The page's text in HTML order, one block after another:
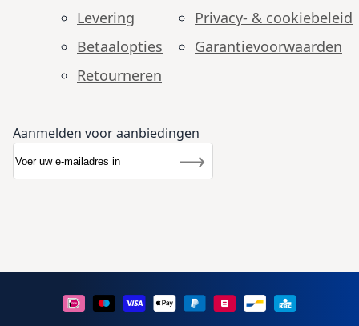
Levering
Betaalopties
Retourneren
Privacy- & cookiebeleid
Garantie­voorwaarden
Aanmelden voor aanbiedingen
Nieuwsbrief
Inschrijven